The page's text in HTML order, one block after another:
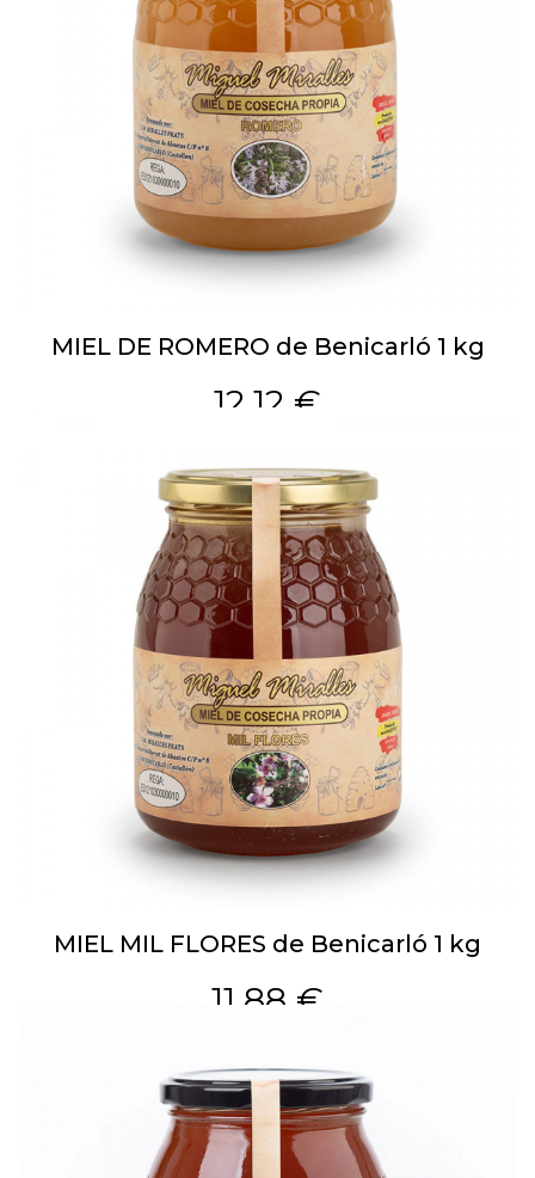
MIEL DE ROMERO de Benicarló 1 kg
12,12 €
MIEL MIL FLORES de Benicarló 1 kg
11,88 €